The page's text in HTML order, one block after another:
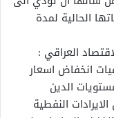
الحالية لمدة
العراقي :
من تداعيات انخفاض اسعار
الدين
النفطية